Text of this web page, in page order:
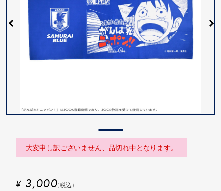
大変申し訳ございません、品切れ中となります。
¥ 3,000(税込)